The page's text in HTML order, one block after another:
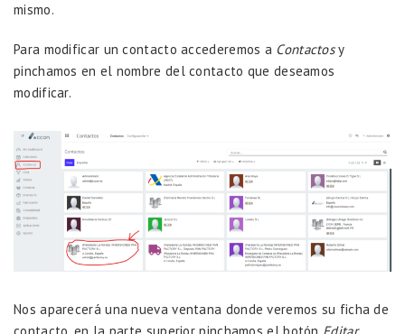
mismo.
Para modificar un contacto accederemos a Contactosy
pinchamos en el nombre del contacto que deseamos
modificar.
Nos aparecerá una nueva ventana donde veremos su ficha de
contacto, en la parte superior pinchamos el botón Editar.